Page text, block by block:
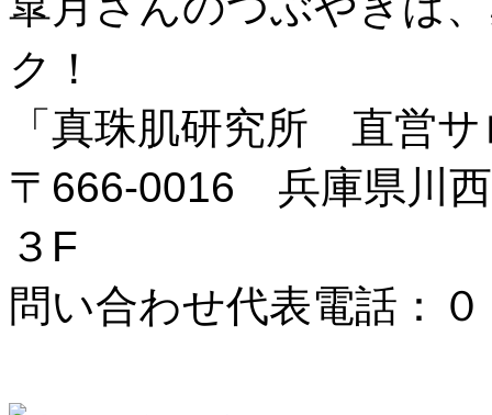
ク！
「真珠肌研究所 直営
〒 666-0016 兵庫県川
３ F
問い合わせ代表電話：